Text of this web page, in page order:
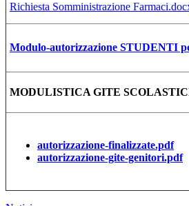
Richiesta Somministrazione
Modulo-autorizzazione STUDENTI
MODULISTICA GITE
autorizzazione-finalizzate.pdf
autorizzazione-gite-genitori.pdf